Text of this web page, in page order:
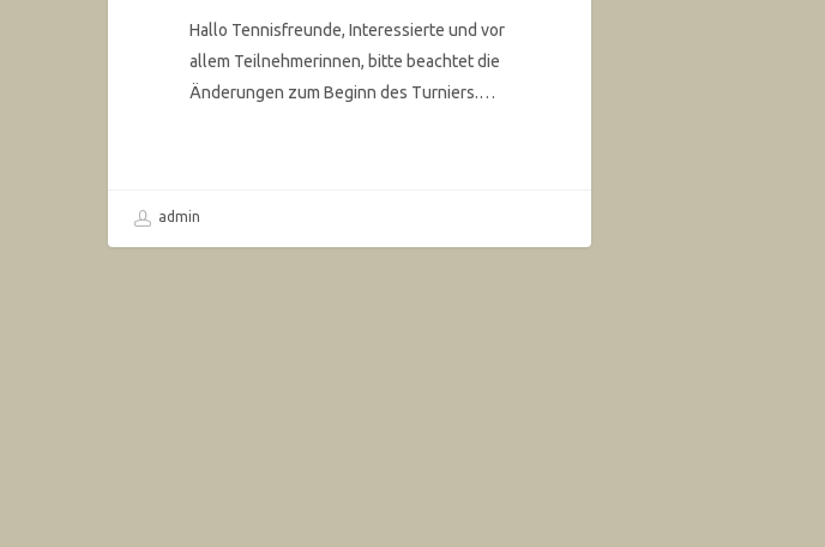
Hallo Tennisfreunde, Interessierte und vor
allem Teilnehmerinnen, bitte beachtet die
Änderungen zum Beginn des Turniers.…
admin